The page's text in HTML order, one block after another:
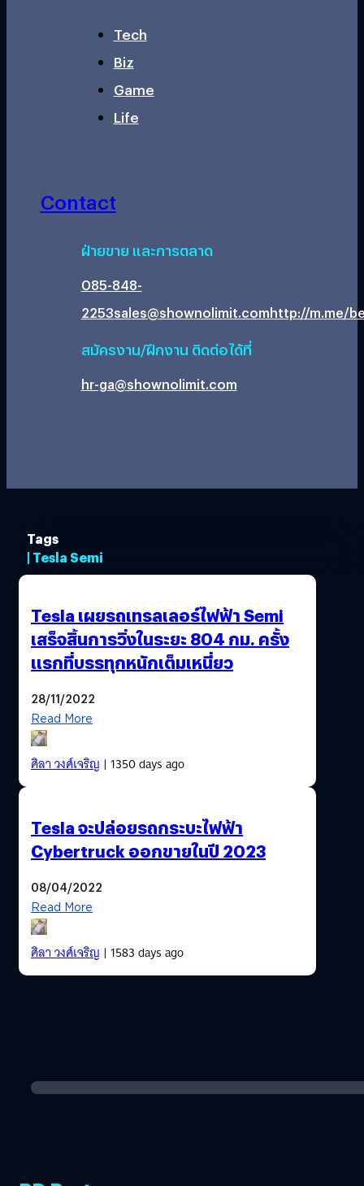
Tech
Biz
Game
Life
Contact
ฝ่ายขาย และการตลาด
085-848-
2253sales@shownolimit.comhttp://m.me/
สมัครงาน/ฝึกงาน ติดต่อได้ที่
hr-ga@shownolimit.com
Tags
| Tesla Semi
Tesla เผยรถเทรลเลอร์ไฟฟ้า Semi
เสร็จสิ้นการวิ่งในระยะ 804 กม. ครั้ง
แรกที่บรรทุกหนักเต็มเหนี่ยว
28/11/2022
Read More
ศิลา วงศ์เจริญ | 1350 days ago
Tesla จะปล่อยรถกระบะไฟฟ้า
Cybertruck ออกขายในปี 2023
08/04/2022
Read More
ศิลา วงศ์เจริญ | 1583 days ago